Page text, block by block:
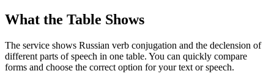
What the Table Shows
The service shows Russian verb conjugation and the declension of
different parts of speech in one table. You can quickly compare
forms and choose the correct option for your text or speech.